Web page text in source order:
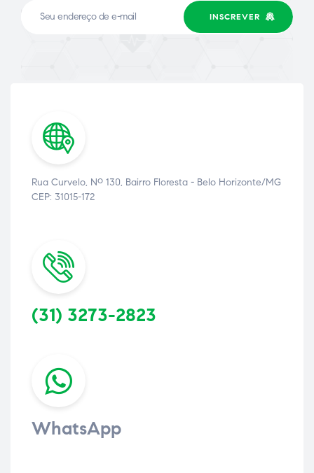
INSCREVER
Rua Curvelo, Nº 130, Bairro Floresta - Belo Horizonte/MG
CEP: 31015-172
(31) 3273-2823
WhatsApp